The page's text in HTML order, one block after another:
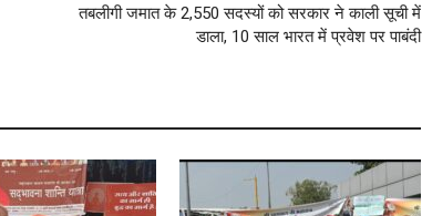
तबलीगी जमात के 2,550 सदस्यों को सरकार ने काली सूची में
डाला, 10 साल भारत में प्रवेश पर पाबंदी